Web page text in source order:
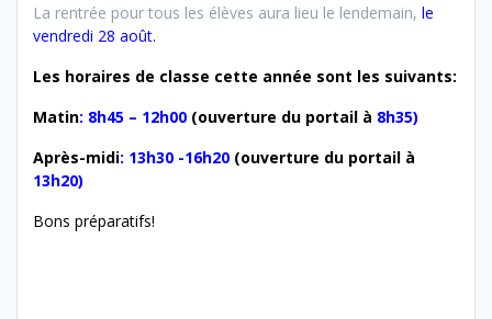
La rentrée pour tous les élèves aura lieu le lendemain, le
vendredi 28 août.
Les horaires de classe cette année sont les suivants:
Matin: 8h45 – 12h00 (ouverture du portail à 8h35)
Après-midi: 13h30 -16h20 (ouverture du portail à
13h20)
Bons préparatifs!